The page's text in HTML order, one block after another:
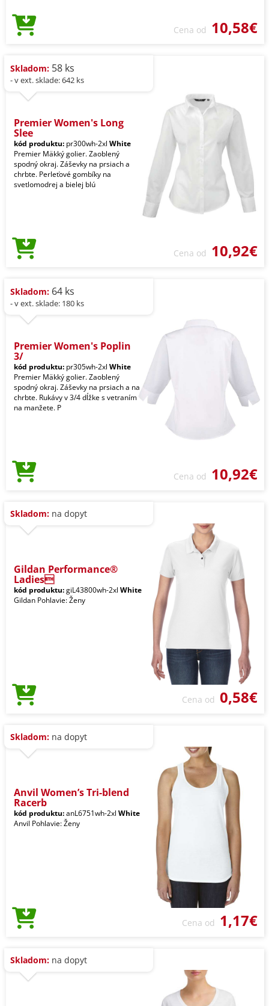
Cena od 10,58€
Skladom: 58 ks
- v ext. sklade: 642 ks
Premier Women's Long
Slee
kód produktu: pr300wh-2xl White
Premier Mäkký golier. Zaoblený
spodný okraj. Záševky na prsiach a
chrbte. Perleťové gombíky na
svetlomodrej a bielej blú
Cena od 10,92€
Skladom: 64 ks
- v ext. sklade: 180 ks
Premier Women's Poplin
3/
kód produktu: pr305wh-2xl White
Premier Mäkký golier. Zaoblený
spodný okraj. Záševky na prsiach a na
chrbte. Rukávy v 3/4 dĺžke s vetraním
na manžete. P
Cena od 10,92€
Skladom: na dopyt
Gildan Performance®
Ladies
kód produktu:giL43800wh-2xl White
Gildan Pohlavie: Ženy
Cena od 0,58€
Skladom: na dopyt
Anvil Women’s Tri-blend
Racerb
kód produktu:anL6751wh-2xl White
Anvil Pohlavie: Ženy
Cena od 1,17€
Skladom: na dopyt